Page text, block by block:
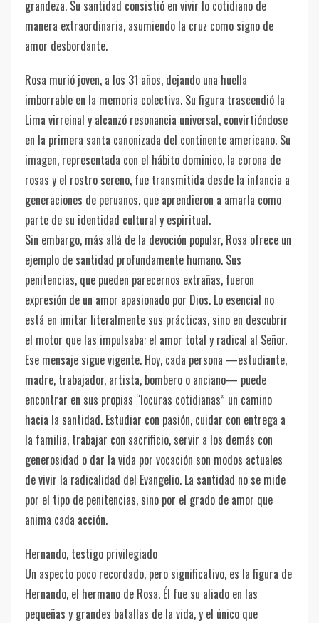
grandeza. Su santidad consistió en vivir lo cotidiano de
manera extraordinaria, asumiendo la cruz como signo de
amor desbordante.
Rosa murió joven, a los 31 años, dejando una huella
imborrable en la memoria colectiva. Su figura trascendió la
Lima virreinal y alcanzó resonancia universal, convirtiéndose
en la primera santa canonizada del continente americano. Su
imagen, representada con el hábito dominico, la corona de
rosas y el rostro sereno, fue transmitida desde la infancia a
generaciones de peruanos, que aprendieron a amarla como
parte de su identidad cultural y espiritual.
Sin embargo, más allá de la devoción popular, Rosa ofrece un
ejemplo de santidad profundamente humano. Sus
penitencias, que pueden parecernos extrañas, fueron
expresión de un amor apasionado por Dios. Lo esencial no
está en imitar literalmente sus prácticas, sino en descubrir
el motor que las impulsaba: el amor total y radical al Señor.
Ese mensaje sigue vigente. Hoy, cada persona —estudiante,
madre, trabajador, artista, bombero o anciano— puede
encontrar en sus propias “locuras cotidianas” un camino
hacia la santidad. Estudiar con pasión, cuidar con entrega a
la familia, trabajar con sacrificio, servir a los demás con
generosidad o dar la vida por vocación son modos actuales
de vivir la radicalidad del Evangelio. La santidad no se mide
por el tipo de penitencias, sino por el grado de amor que
anima cada acción.
Hernando, testigo privilegiado
Un aspecto poco recordado, pero significativo, es la figura de
Hernando, el hermano de Rosa. Él fue su aliado en las
pequeñas y grandes batallas de la vida, y el único que